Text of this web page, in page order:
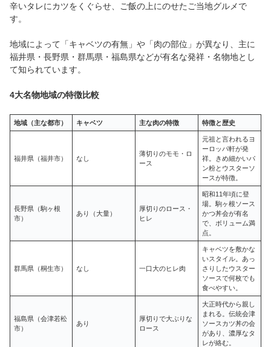
辛いタレにカツをくぐらせ、ご飯の上にのせたご当地グルメで
す。
地域によって「キャベツの有無」や「肉の部位」が異なり、主に
福井県・長野県・群馬県・福島県などが有名な発祥・名物地とし
て知られています。
4大名物地域の特徴比較
地域（主な都市） キャベツ 主な肉の特徴 特徴と歴史
福井県（福井市） なし
薄切りのモモ・ロ
ース
元祖と言われるヨ
ーロッパ軒が発
祥。きめ細かいパ
ン粉とウスターソ
ースが特徴。
長野県（駒ヶ根
市）
あり（大量）
厚切りのロース・
ヒレ
昭和11年頃に登
場。駒ヶ根ソース
かつ丼会が有名
で、ボリューム満
点。
群馬県（桐生市） なし 一口大のヒレ肉
キャベツを敷かな
いスタイル。あっ
さりしたウスター
ソースで何枚でも
食べやすい。
福島県（会津若松
市）
あり
厚切りで大ぶりな
ロース
大正時代から親し
まれる。伝統会津
ソースカツ丼の会
があり、濃厚なタ
レが絡む。